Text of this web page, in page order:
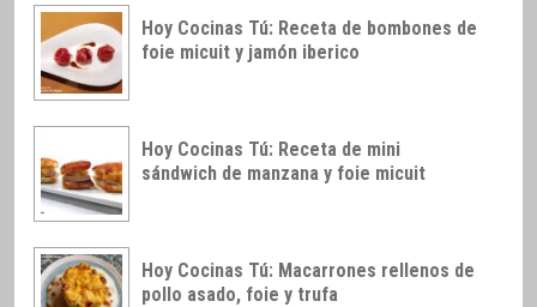
Hoy Cocinas Tú: Receta de bombones de
foie micuit y jamón iberico
Hoy Cocinas Tú: Receta de mini
sándwich de manzana y foie micuit
Hoy Cocinas Tú: Macarrones rellenos de
pollo asado, foie y trufa